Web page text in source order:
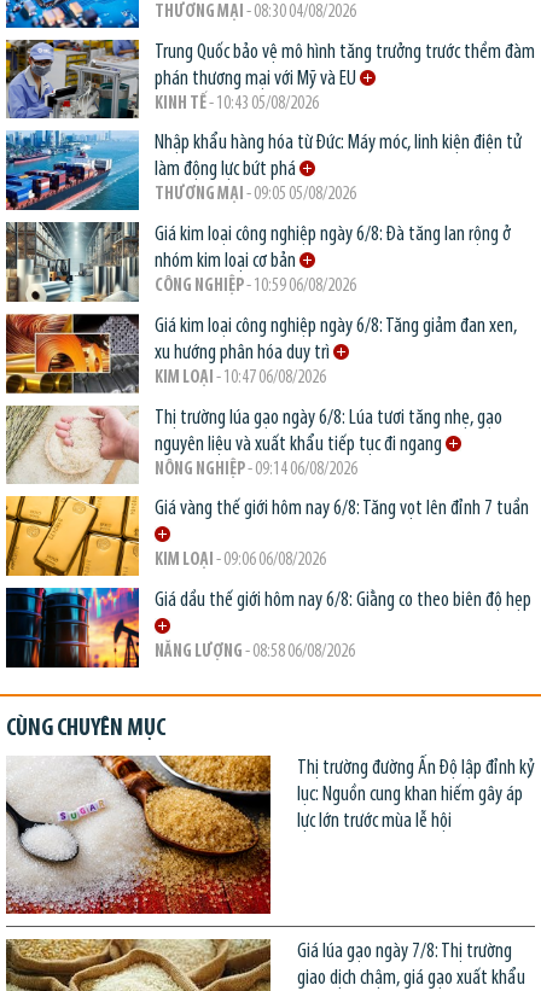
THƯƠNG MẠI - 08:30 04/08/2026
Trung Quốc bảo vệ mô hình tăng trưởng trước thềm đàm
phán thương mại với Mỹ và EU
KINH TẾ- 10:43 05/08/2026
Nhập khẩu hàng hóa từ Đức: Máy móc, linh kiện điện tử
làm động lực bứt phá
THƯƠNG MẠI - 09:05 05/08/2026
Giá kim loại công nghiệp ngày 6/8: Đà tăng lan rộng ở
nhóm kim loại cơ bản
CÔNG NGHIỆP- 10:59 06/08/2026
Giá kim loại công nghiệp ngày 6/8: Tăng giảm đan xen,
xu hướng phân hóa duy trì
KIM LOẠI - 10:47 06/08/2026
Thị trường lúa gạo ngày 6/8: Lúa tươi tăng nhẹ, gạo
nguyên liệu và xuất khẩu tiếp tục đi ngang
NÔNG NGHIỆP- 09:14 06/08/2026
Giá vàng thế giới hôm nay 6/8: Tăng vọt lên đỉnh 7 tuần
KIM LOẠI - 09:06 06/08/2026
Giá dầu thế giới hôm nay 6/8: Giằng co theo biên độ hẹp
NĂNG LƯỢNG - 08:58 06/08/2026
CÙNG CHUYÊN MỤC
Thị trường đường Ấn Độ lập đỉnh kỷ
lục: Nguồn cung khan hiếm gây áp
lực lớn trước mùa lễ hội
Giá lúa gạo ngày 7/8: Thị trường
giao dịch chậm, giá gạo xuất khẩu